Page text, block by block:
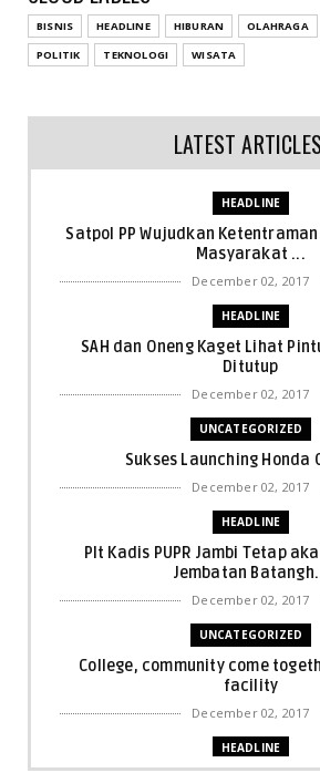
BISNIS HEADLINE HIBURAN OLAHRAGA
POLITIK
TEKNOLOGI WISATA
LATEST ARTICLES
HEADLINE
Satpol PP Wujudkan
Masyarakat ...
December 02, 2017
HEADLINE
SAH dan Oneng Kaget Lihat
Ditutup
December 02, 2017
UNCATEGORIZED
Sukses Launching Honda
December 02, 2017
HEADLINE
Plt Kadis PUPR Jambi Tetap
Jembatan
December 02, 2017
UNCATEGORIZED
College, community come
facility
December 02, 2017
HEADLINE